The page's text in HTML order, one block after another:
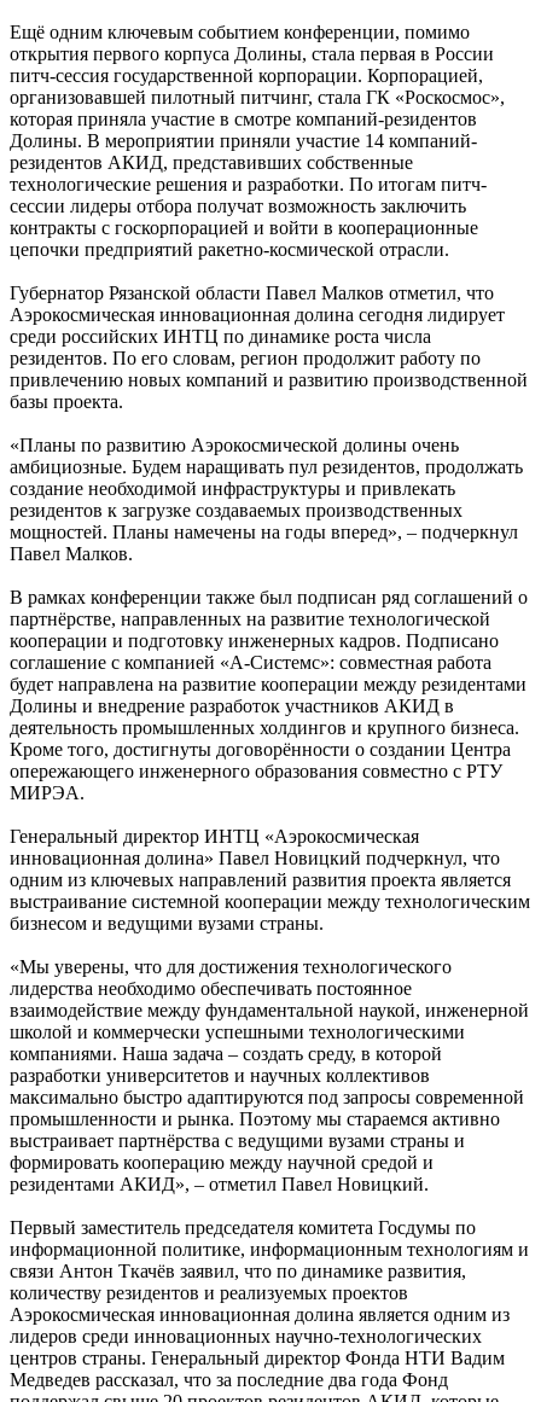
Ещё одним ключевым событием конференции, помимо
открытия первого корпуса Долины, стала первая в России
питч-сессия государственной корпорации. Корпорацией,
организовавшей пилотный питчинг, стала ГК «Роскосмос»,
которая приняла участие в смотре компаний-резидентов
Долины. В мероприятии приняли участие 14 компаний-
резидентов АКИД, представивших собственные
технологические решения и разработки. По итогам питч-
сессии лидеры отбора получат возможность заключить
контракты с госкорпорацией и войти в кооперационные
цепочки предприятий ракетно-космической отрасли.
Губернатор Рязанской области Павел Малков отметил, что
Аэрокосмическая инновационная долина сегодня лидирует
среди российских ИНТЦ по динамике роста числа
резидентов. По его словам, регион продолжит работу по
привлечению новых компаний и развитию производственной
базы проекта.
«Планы по развитию Аэрокосмической долины очень
амбициозные. Будем наращивать пул резидентов, продолжать
создание необходимой инфраструктуры и привлекать
резидентов к загрузке создаваемых производственных
мощностей. Планы намечены на годы вперед», – подчеркнул
Павел Малков.
В рамках конференции также был подписан ряд соглашений о
партнёрстве, направленных на развитие технологической
кооперации и подготовку инженерных кадров. Подписано
соглашение с компанией «А-Системс»: совместная работа
будет направлена на развитие кооперации между резидентами
Долины и внедрение разработок участников АКИД в
деятельность промышленных холдингов и крупного бизнеса.
Кроме того, достигнуты договорённости о создании Центра
опережающего инженерного образования совместно с РТУ
МИРЭА.
Генеральный директор ИНТЦ «Аэрокосмическая
инновационная долина» Павел Новицкий подчеркнул, что
одним из ключевых направлений развития проекта является
выстраивание системной кооперации между технологическим
бизнесом и ведущими вузами страны.
«Мы уверены, что для достижения технологического
лидерства необходимо обеспечивать постоянное
взаимодействие между фундаментальной наукой, инженерной
школой и коммерчески успешными технологическими
компаниями. Наша задача – создать среду, в которой
разработки университетов и научных коллективов
максимально быстро адаптируются под запросы современной
промышленности и рынка. Поэтому мы стараемся активно
выстраивает партнёрства с ведущими вузами страны и
формировать кооперацию между научной средой и
резидентами АКИД», – отметил Павел Новицкий.
Первый заместитель председателя комитета Госдумы по
информационной политике, информационным технологиям и
связи Антон Ткачёв заявил, что по динамике развития,
количеству резидентов и реализуемых проектов
Аэрокосмическая инновационная долина является одним из
лидеров среди инновационных научно-технологических
центров страны. Генеральный директор Фонда НТИ Вадим
Медведев рассказал, что за последние два года Фонд